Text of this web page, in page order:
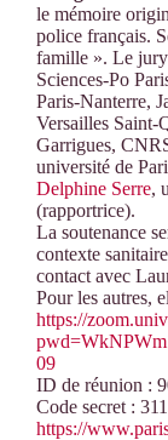
le mémoire
police français.
famille ». Le
Sciences-Po
Paris-Nanterre,
Versailles Saint-
Garrigues,
université de
Delphine Serre,
(rapportrice).
La soutenance
contexte
contact avec
Pour les autres,
https://
09
ID de réunion :
Code secret :
https://